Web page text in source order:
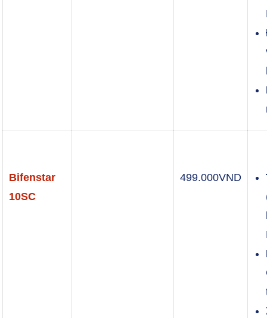
Bifenstar
10SC
499.000VND